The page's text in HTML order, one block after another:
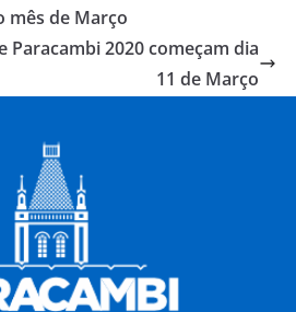
mês de Março
Paracambi 2020 começam dia
11 de Março